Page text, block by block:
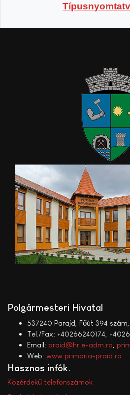
Polgármesteri Hivatal
537240 Parajd, Főút 394
Tel./Fax: +40266240174,
Email: praid@hr.e-adm.ro
Web: www.primaria-praid.ro
Hasznos infók
Közérdekű telefonszámok